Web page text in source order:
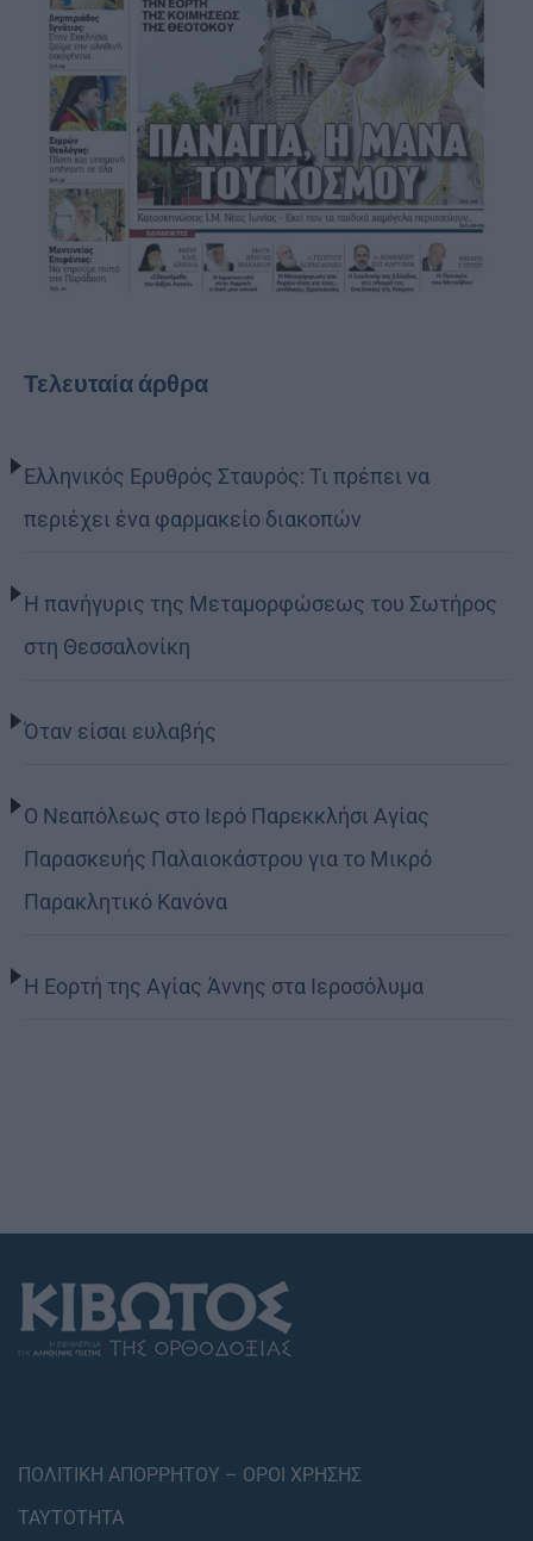
Τελευταία άρθρα
Ελληνικός Ερυθρός Σταυρός: Τι πρέπει να
περιέχει ένα φαρμακείο διακοπών
Η πανήγυρις της Μεταμορφώσεως του Σωτήρος
στη Θεσσαλονίκη
Όταν είσαι ευλαβής
Ο Νεαπόλεως στο Ιερό Παρεκκλήσι Αγίας
Παρασκευής Παλαιοκάστρου για το Μικρό
Παρακλητικό Κανόνα
Η Εορτή της Αγίας Άννης στα Ιεροσόλυμα
ΠΟΛΙΤΙΚΗ ΑΠΟΡΡΗΤΟΥ – ΟΡΟΙ ΧΡΗΣΗΣ
ΤΑΥΤΟΤΗΤΑ